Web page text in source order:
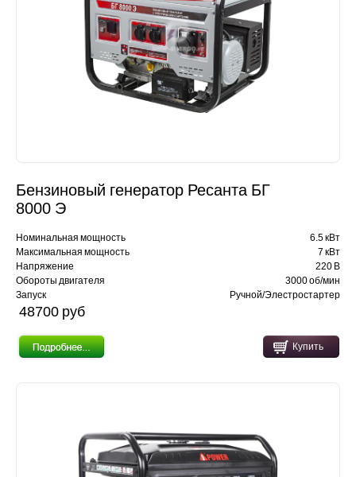
Бензиновый генератор Ресанта БГ
8000 Э
Номинальная мощность
6.5 кВт
Максимальная мощность
7 кВт
Напряжение
220 В
Обороты двигателя
3000 об/мин
Запуск
Ручной/Элестростартер
48700 pуб
Купить